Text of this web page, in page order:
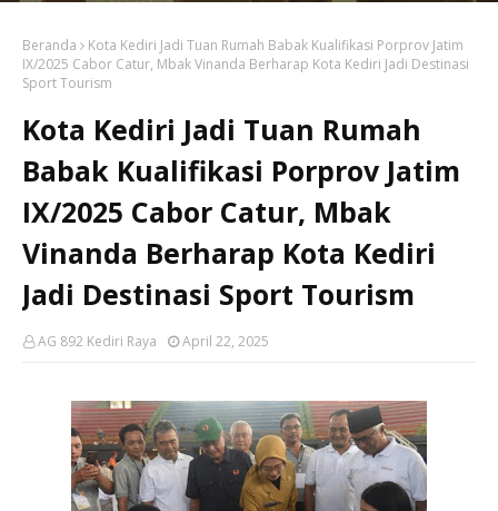
Beranda
Kota Kediri Jadi Tuan Rumah Babak Kualifikasi Porprov Jatim
IX/2025 Cabor Catur, Mbak Vinanda Berharap Kota Kediri Jadi Destinasi
Sport Tourism
Kota Kediri Jadi Tuan Rumah
Babak Kualifikasi Porprov Jatim
IX/2025 Cabor Catur, Mbak
Vinanda Berharap Kota Kediri
Jadi Destinasi Sport Tourism
AG 892 Kediri Raya April 22, 2025